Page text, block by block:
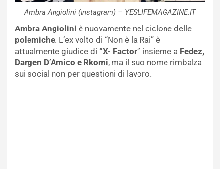
Ambra Angiolini (Instagram) – YESLIFEMAGAZINE.IT
Ambra Angiolini è nuovamente nel ciclone delle
polemiche. L’ex volto di “Non è la Rai” è
attualmente giudice di “X- Factor” insieme a Fedez,
Dargen D’Amico e Rkomi, ma il suo nome rimbalza
sui social non per questioni di lavoro.